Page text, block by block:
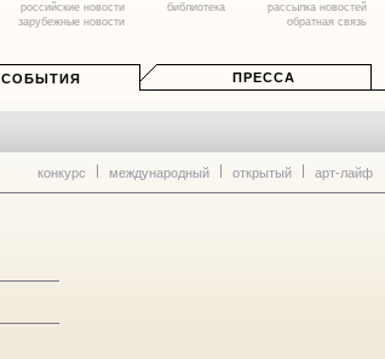
российские новости
зарубежные новости
библиотека
рассылка новостей
обратная связь
СОБЫТИЯ ПРЕССА
конкурс международный открытый арт-лайф